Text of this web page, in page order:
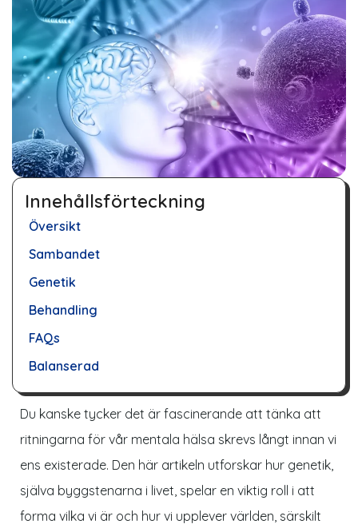
Innehållsförteckning
Översikt
Sambandet
Genetik
Behandling
FAQs
Balanserad
Du kanske tycker det är fascinerande att tänka att
ritningarna för vår mentala hälsa skrevs långt innan vi
ens existerade. Den här artikeln utforskar hur genetik,
själva byggstenarna i livet, spelar en viktig roll i att
forma vilka vi är och hur vi upplever världen, särskilt